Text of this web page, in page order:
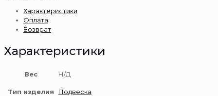
золота
Характеристики
Оплата
Возврат
Характеристики
Вес Н/Д
Тип изделия Подвеска